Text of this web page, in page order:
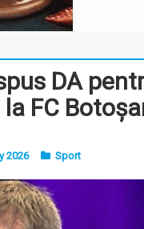
DA
FC
2026 Sport